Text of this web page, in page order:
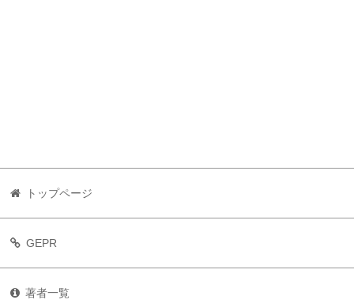
トップページ
GEPR
著者一覧